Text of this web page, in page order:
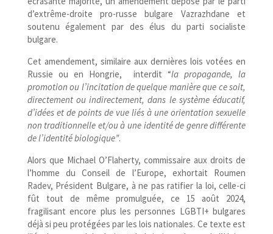
d’extrême-droite pro-​russe bulgare Vazrazhdane et
soutenu également par des élus du parti socialiste
bulgare.
Cet amendement, similaire aux dernières lois votées en
Russie ou en Hongrie, interdit “la propagande, la
promotion ou l’incitation de quelque manière que ce soit,
directement ou indirectement, dans le système éducatif,
d’idées et de points de vue liés à une orientation sexuelle
non traditionnelle et/​ou à une identité de genre différente
de l’identité biologique”.
Alors que Michael O’Flaherty, commissaire aux droits de
l’homme du Conseil de l’Europe, exhortait Roumen
Radev, Président Bulgare, à ne pas ratifier la loi, celle-​ci
fût tout de même promulguée, ce 15 août 2024,
fragilisant encore plus les personnes LGBTI+ bulgares
déjà si peu protégées par les lois nationales. Ce texte est